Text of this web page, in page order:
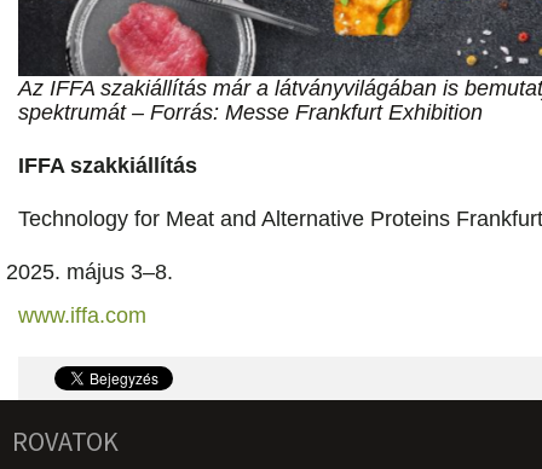
Az IFFA szakiállítás már a látványvilágában is
spektrumát – Forrás: Messe Frankfurt Exhibition
IFFA szakkiállítás
Technology for Meat and Alternative Proteins
május 3–8.
www.iffa.com
ROVATOK